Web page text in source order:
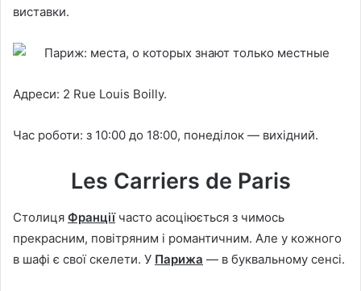
виставки.
Адреси: 2 Rue Louis Boilly.
Час роботи: з 10:00 до 18:00, понеділок — вихідний.
Les Carriers de Paris
Столиця Франціїчасто асоціюється з чимось
прекрасним, повітряним і романтичним. Але у кожного
в шафі є свої скелети. У Парижа — в буквальному сенсі.